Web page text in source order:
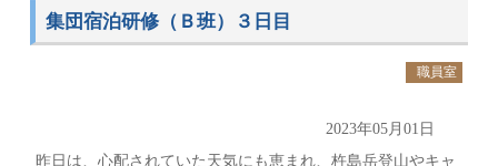
集団宿泊研修（Ｂ班）３日目
職員室
2023年05月01日
昨日は、心配されていた天気にも恵まれ、杵島岳登山やキャ